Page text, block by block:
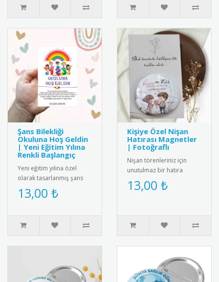
Şans Bilekliği
Okuluna Hoş Geldin
| Yeni Eğitim Yılına
Renkli Başlangıç
Yeni eğitim yılına özel
olarak tasarlanmış şans
bilekliği. Renkli ip yapısı ve
zarif boncuk detayıyl..
13,00 ₺
Kişiye Özel Nişan
Hatırası Magnetler
| Fotoğraflı
Nişan törenleriniz için
unutulmaz bir hatıra
olacak buzdolabı
magnetleri kişiye özel
13,00 ₺